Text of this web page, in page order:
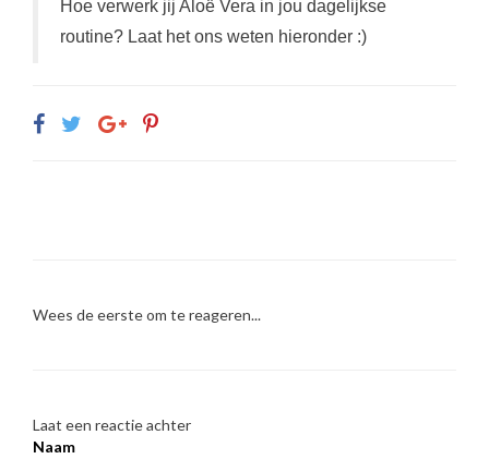
Hoe verwerk jij Aloë Vera in jou dagelijkse
routine? Laat het ons weten hieronder :)
Wees de eerste om te reageren...
Laat een reactie achter
Naam